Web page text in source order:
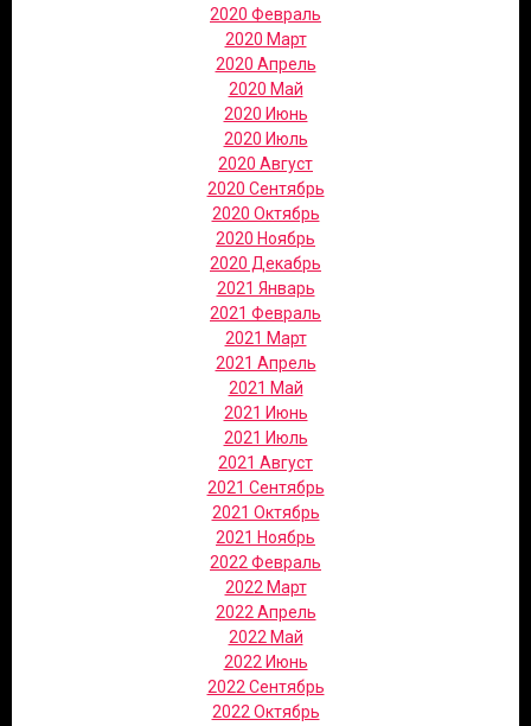
2020 Февраль
2020 Март
2020 Апрель
2020 Май
2020 Июнь
2020 Июль
2020 Август
2020 Сентябрь
2020 Октябрь
2020 Ноябрь
2020 Декабрь
2021 Январь
2021 Февраль
2021 Март
2021 Апрель
2021 Май
2021 Июнь
2021 Июль
2021 Август
2021 Сентябрь
2021 Октябрь
2021 Ноябрь
2022 Февраль
2022 Март
2022 Апрель
2022 Май
2022 Июнь
2022 Сентябрь
2022 Октябрь